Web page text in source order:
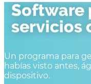
Software
servicios
Un programa para
habías visto antes,
dispositivo.